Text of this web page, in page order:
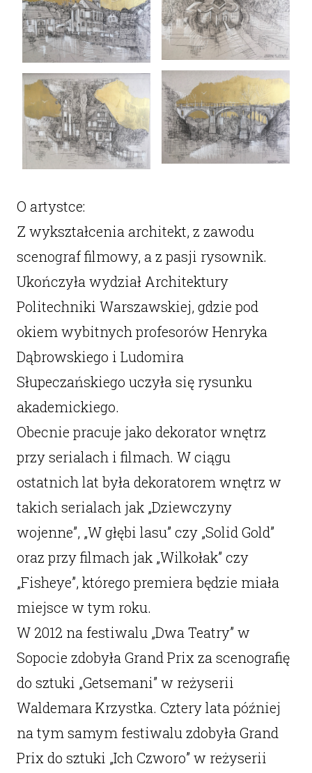
O artystce:
Z wykształcenia architekt, z zawodu
scenograf filmowy, a z pasji rysownik.
Ukończyła wydział Architektury
Politechniki Warszawskiej, gdzie pod
okiem wybitnych profesorów Henryka
Dąbrowskiego i Ludomira
Słupeczańskiego uczyła się rysunku
akademickiego.
Obecnie pracuje jako dekorator wnętrz
przy serialach i filmach. W ciągu
ostatnich lat była dekoratorem wnętrz w
takich serialach jak „Dziewczyny
wojenne”, „W głębi lasu” czy „Solid Gold”
oraz przy filmach jak „Wilkołak” czy
„Fisheye”, którego premiera będzie miała
miejsce w tym roku.
W 2012 na festiwalu „Dwa Teatry” w
Sopocie zdobyła Grand Prix za scenografię
do sztuki „Getsemani” w reżyserii
Waldemara Krzystka. Cztery lata później
na tym samym festiwalu zdobyła Grand
Prix do sztuki „Ich Czworo” w reżyserii